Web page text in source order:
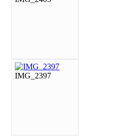
IMG_2397